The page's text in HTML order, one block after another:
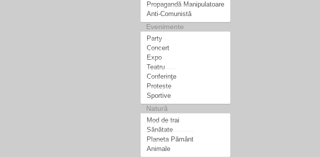
Propagandă Manipulatoare
Anti-Comunistă
Evenimente
Party
Concert
Expo
Teatru
Conferinţe
Proteste
Sportive
Natură
Mod de trai
Sănătate
Planeta Pământ
Animale